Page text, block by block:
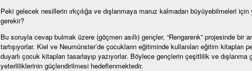
Peki gelecek nesillerin ırkçılığa ve dışlanmaya maruz kalmadan büyüyebilmeleri
gerekir?
Bu soruyla cevap bulmak üzere (göçmen asıllı) gençler, “Rengarenk” projesinde bir
tartışıyorlar. Kiel ve Neumünster’de çocukların eğitiminde kullanılan eğitim
duyarlı çocuk kitapları tasarlayıp yazıyorlar. Böylece gençlerin çeşitlilik ve dışlanma
yeterliliklerinin güçlendirilmesi hedeflenmektedir.